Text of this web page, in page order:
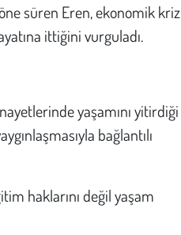
öne süren Eren, ekonomik kriz
ittiğini vurguladı.
yaşamını yitirdiği
bağlantılı
haklarını değil yaşam